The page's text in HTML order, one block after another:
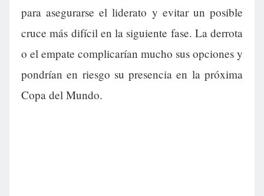
para asegurarse el liderato y evitar un posible
cruce más difícil en la siguiente fase. La derrota
o el empate complicarían mucho sus opciones y
pondrían en riesgo su presencia en la próxima
Copa del Mundo.